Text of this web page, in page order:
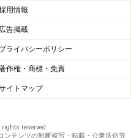
用情報
広告掲載
プライバシーポリシー
作権・商標・免責
イトマップ
reserved.
ンテンツの無断複写・転載・公衆送信等